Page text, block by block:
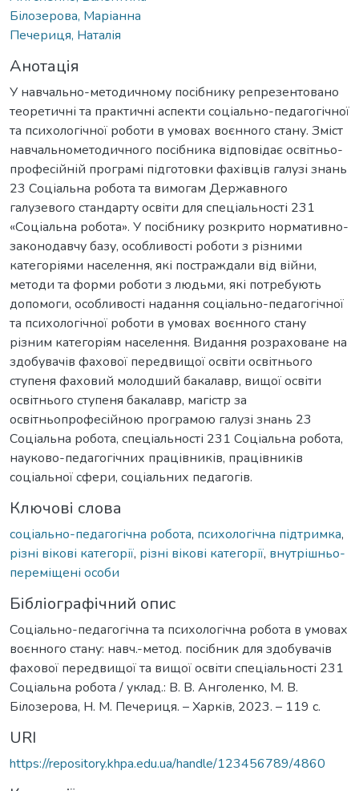
Білозерова, Маріанна
Печериця, Наталія
Анотація
У навчально-методичному посібнику репрезентовано
теоретичні та практичні аспекти соціально-педагогічної
та психологічної роботи в умовах воєнного стану. Зміст
навчальнометодичного посібника відповідає освітньо-
професійній програмі підготовки фахівців галузі знань
23 Соціальна робота та вимогам Державного
галузевого стандарту освіти для спеціальності 231
«Соціальна робота». У посібнику розкрито нормативно-
законодавчу базу, особливості роботи з різними
категоріями населення, які постраждали від війни,
методи та форми роботи з людьми, які потребують
допомоги, особливості надання соціально-педагогічної
та психологічної роботи в умовах воєнного стану
різним категоріям населення. Видання розраховане на
здобувачів фахової передвищої освіти освітнього
ступеня фаховий молодший бакалавр, вищої освіти
освітнього ступеня бакалавр, магістр за
освітньопрофесійною програмою галузі знань 23
Соціальна робота, спеціальності 231 Соціальна робота,
науково-педагогічних працівників, працівників
соціальної сфери, соціальних педагогів.
Ключові слова
соціально-педагогічна робота, психологічна підтримка,
різні вікові категорії, різні вікові категорії, внутрішньо-
переміщені особи
Бібліографічний опис
Соціально-педагогічна та психологічна робота в умовах
воєнного стану: навч.-метод. посібник для здобувачів
фахової передвищої та вищої освіти спеціальності 231
Соціальна робота / уклад.: В. В. Анголенко, М. В.
Білозерова, Н. М. Печериця. – Харків, 2023. – 119 с.
URI
https://repository.khpa.edu.ua/handle/123456789/4860